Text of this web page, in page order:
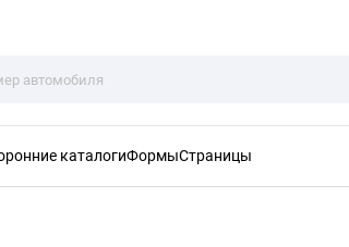
каталогиФормыСтраницы